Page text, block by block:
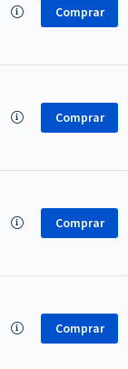
Comprar
Comprar
Comprar
Comprar